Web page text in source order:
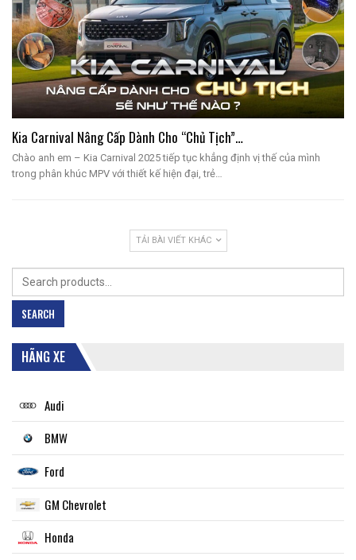
Kia Carnival Nâng Cấp Dành Cho “chủ Tịch”…
Chào anh em – Kia Carnival 2025 tiếp tục khẳng định vị thế của mình
trong phân khúc MPV với thiết kế hiện đại, trẻ…
TẢI BÀI VIẾT KHÁC
Search
for:
SEARCH
HÃNG XE
Audi
BMW
Ford
GM Chevrolet
Honda